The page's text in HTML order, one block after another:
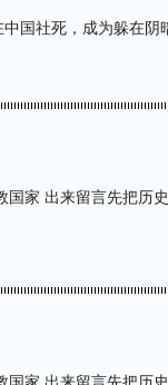
国社死，成为躲在
国家 出来留言先把历